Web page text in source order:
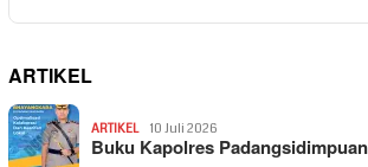
ARTIKEL
ARTIKEL 10 Juli 2026
Buku Kapolres